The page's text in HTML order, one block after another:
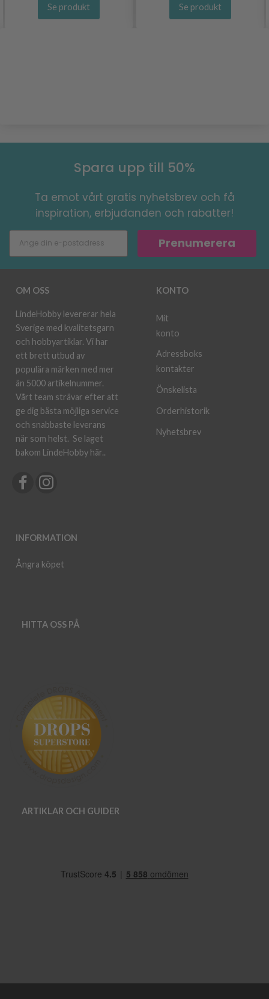
Se produkt Se produkt
Spara upp till 50%
Ta emot vårt gratis nyhetsbrev och få
inspiration, erbjudanden och rabatter!
Prenumerera
OM OSS
LindeHobby levererar hela
Sverige med kvalitetsgarn
och hobbyartiklar. Vi har
ett brett utbud av
populära märken med mer
än 5000 artikelnummer.
Vårt team strävar efter att
ge dig bästa möjliga service
och snabbaste leverans
när som helst. Se laget
bakom LindeHobby här..
INFORMATION
Ångra köpet
KONTO
Mit
konto
Adressboks
kontakter
Önskelista
Orderhistorik
Nyhetsbrev
HITTA OSS PÅ
ARTIKLAR OCH GUIDER